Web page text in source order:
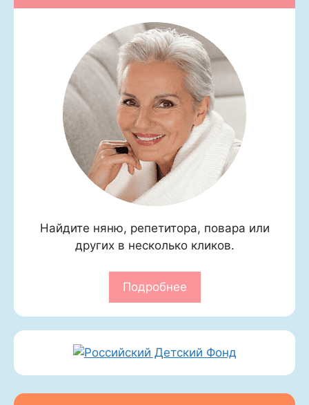
Найдите няню, репетитора, повара или
других в несколько кликов.
Подробнее